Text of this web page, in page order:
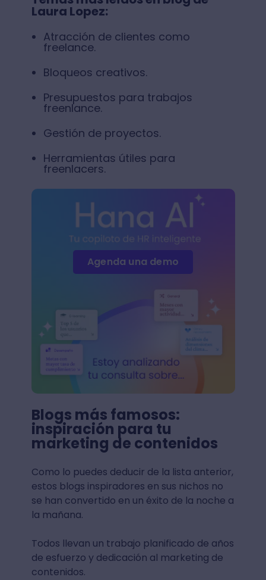
Laura Lopez:
Atracción de clientes como
freelance.
Bloqueos creativos.
Presupuestos para trabajos
freenlance.
Gestión de proyectos.
Herramientas útiles para
freenlacers.
Agenda una demo
Blogs más famosos:
inspiración para tu
marketing de contenidos
Como lo puedes deducir de la lista anterior,
estos blogs inspiradores en sus nichos no
se han convertido en un éxito de la noche a
la mañana.
Todos llevan un trabajo planificado de años
de esfuerzo y dedicación al marketing de
contenidos.